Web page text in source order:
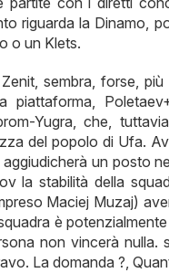
riguarda la Dinamo,
o un Klets.
sembra, forse,
Yugra, che,
del popolo di Ufa.
un posto
la stabilità della
Maciej Muzaj)
è
non vincerà nulla.
La domanda ?,